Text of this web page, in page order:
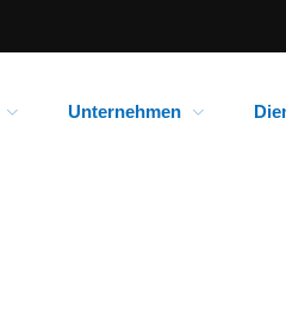
Unternehmen